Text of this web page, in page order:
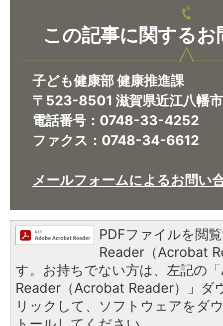
この記事に関するお
子ども健康部 健康推進課
〒523-8501 滋賀県近江八幡
電話番号：0748-33-4252
ファクス：0748-34-6612
メールフォームによるお問い
PDFファイルを閲
Reader（Acrobat
す。お持ちでない方は、左記の
Reader（Acrobat Reader）」ダ
リックして、ソフトウェアをダ